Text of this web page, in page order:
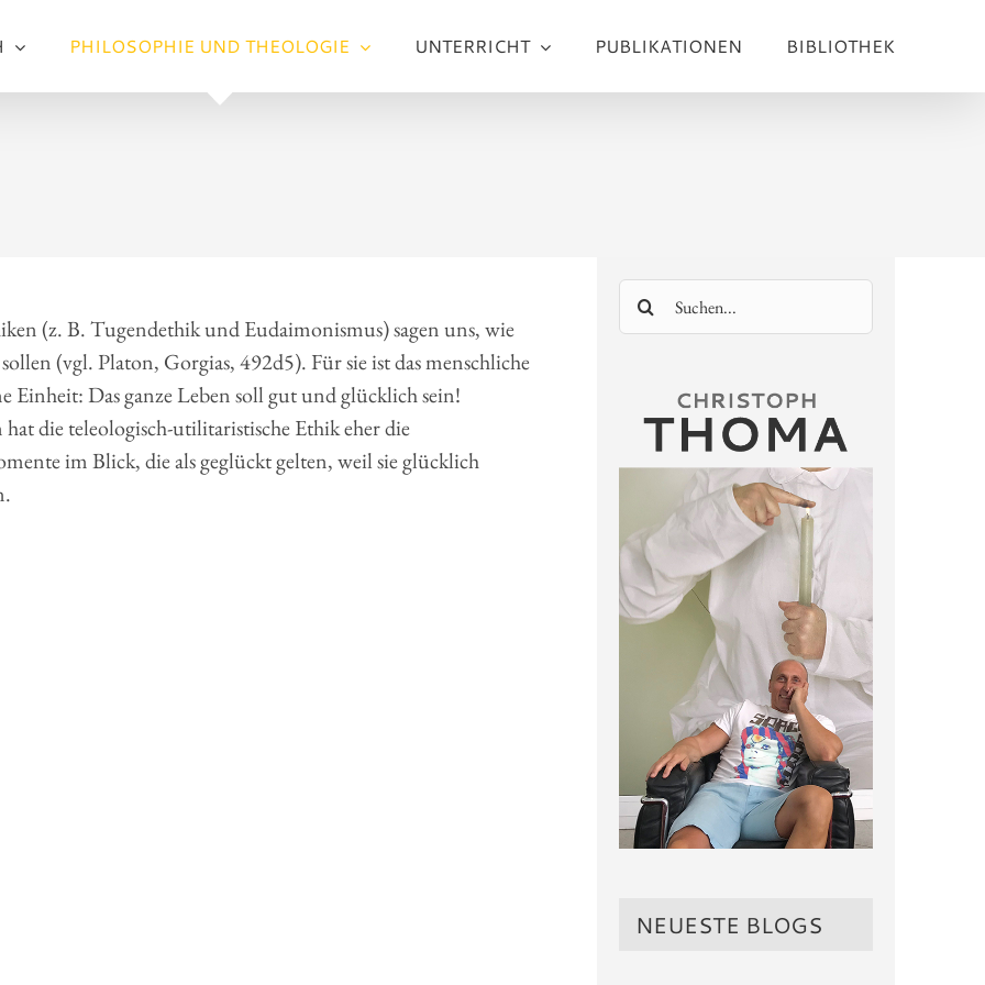
PHILOSOPHIE UND THEOLOGIE UNTERRICHT PUBLIKATIONEN BIBLIOTHEK
(z. B. Tugendethik und Eudaimonismus) sagen uns, wie
(vgl. Platon, Gorgias, 492d5). Für sie ist das menschliche
Einheit: Das ganze Leben soll gut und glücklich sein!
die teleologisch-utilitaristische Ethik eher die
im Blick, die als geglückt gelten, weil sie glücklich
Suche
nach:
NEUESTE BLOGS